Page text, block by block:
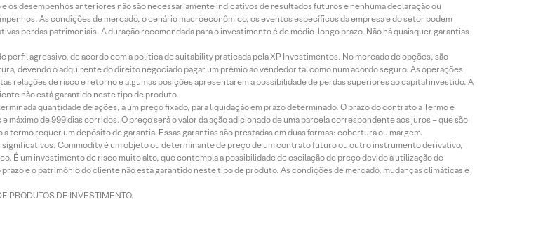
desempenhos anteriores não são necessariamente indicativos de resultados futuros e nenhuma declaração ou
As condições de mercado, o cenário macroeconômico, os eventos específicos da empresa e do setor podem
perdas patrimoniais. A duração recomendada para o investimento é de médio-longo prazo. Não há quaisquer garantias
agressivo, de acordo com a política de suitability praticada pela XP Investimentos. No mercado de opções, são
devendo o adquirente do direito negociado pagar um prêmio ao vendedor tal como num acordo seguro. As operações
relações de risco e retorno e algumas posições apresentarem a possibilidade de perdas superiores ao capital investido. A
não está garantido neste tipo de produto.
quantidade de ações, a um preço fixado, para liquidação em prazo determinado. O prazo do contrato a Termo é
de 999 dias corridos. O preço será o valor da ação adicionado de uma parcela correspondente aos juros – que são
termo requer um depósito de garantia. Essas garantias são prestadas em duas formas: cobertura ou margem.
Commodity é um objeto ou determinante de preço de um contrato futuro ou outro instrumento derivativo,
É um investimento de risco muito alto, que contempla a possibilidade de oscilação de preço devido à utilização de
e o patrimônio do cliente não está garantido neste tipo de produto. As condições de mercado, mudanças climáticas e
PRODUTOS DE INVESTIMENTO.